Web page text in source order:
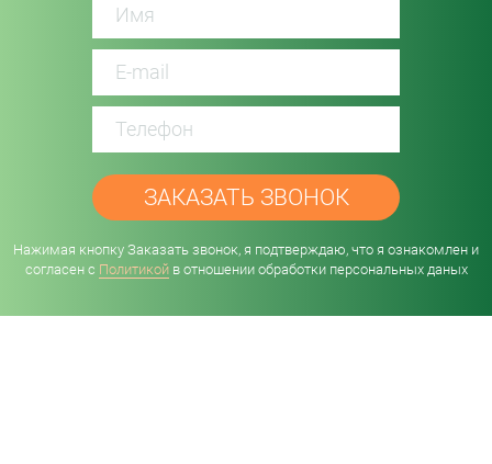
Нажимая кнопку Заказать звонок, я подтверждаю, что я ознакомлен и
согласен с Политикойв отношении обработки персональных даных